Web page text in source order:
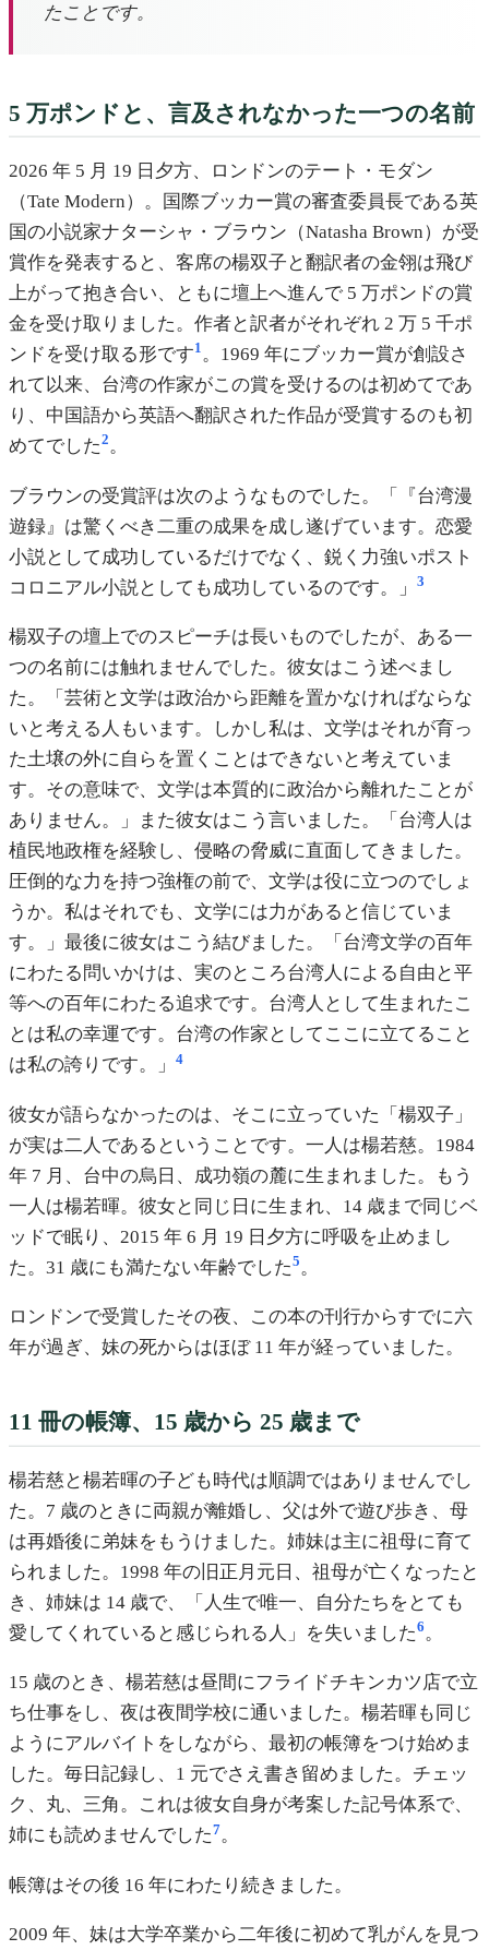
たことです。
5 万ポンドと、言及されなかった一つの名前
2026 年 5 月 19 日夕方、ロンドンのテート・モダン
（Tate Modern）。国際ブッカー賞の審査委員長である英
国の小説家ナターシャ・ブラウン（Natasha Brown）が受
賞作を発表すると、客席の楊双子と翻訳者の金翎は飛び
上がって抱き合い、ともに壇上へ進んで 5 万ポンドの賞
金を受け取りました。作者と訳者がそれぞれ 2 万 5 千ポ
ンドを受け取る形です1。1969 年にブッカー賞が創設さ
れて以来、台湾の作家がこの賞を受けるのは初めてであ
り、中国語から英語へ翻訳された作品が受賞するのも初
めてでした2。
ブラウンの受賞評は次のようなものでした。「『台湾漫
遊録』は驚くべき二重の成果を成し遂げています。恋愛
小説として成功しているだけでなく、鋭く力強いポスト
コロニアル小説としても成功しているのです。」
3
楊双子の壇上でのスピーチは長いものでしたが、ある一
つの名前には触れませんでした。彼女はこう述べまし
た。「芸術と文学は政治から距離を置かなければならな
いと考える人もいます。しかし私は、文学はそれが育っ
た土壌の外に自らを置くことはできないと考えていま
す。その意味で、文学は本質的に政治から離れたことが
ありません。」また彼女はこう言いました。「台湾人は
植民地政権を経験し、侵略の脅威に直面してきました。
圧倒的な力を持つ強権の前で、文学は役に立つのでしょ
うか。私はそれでも、文学には力があると信じていま
す。」最後に彼女はこう結びました。「台湾文学の百年
にわたる問いかけは、実のところ台湾人による自由と平
等への百年にわたる追求です。台湾人として生まれたこ
とは私の幸運です。台湾の作家としてここに立てること
は私の誇りです。」
4
彼女が語らなかったのは、そこに立っていた「楊双子」
が実は二人であるということです。一人は楊若慈。1984
年 7 月、台中の烏日、成功嶺の麓に生まれました。もう
一人は楊若暉。彼女と同じ日に生まれ、14 歳まで同じベ
ッドで眠り、2015 年 6 月 19 日夕方に呼吸を止めまし
た。31 歳にも満たない年齢でした5 。
ロンドンで受賞したその夜、この本の刊行からすでに六
年が過ぎ、妹の死からはほぼ 11 年が経っていました。
11 冊の帳簿、15 歳から 25 歳まで
楊若慈と楊若暉の子ども時代は順調ではありませんでし
た。7 歳のときに両親が離婚し、父は外で遊び歩き、母
は再婚後に弟妹をもうけました。姉妹は主に祖母に育て
られました。1998 年の旧正月元日、祖母が亡くなったと
き、姉妹は 14 歳で、「人生で唯一、自分たちをとても
愛してくれていると感じられる人」を失いました6 。
15 歳のとき、楊若慈は昼間にフライドチキンカツ店で立
ち仕事をし、夜は夜間学校に通いました。楊若暉も同じ
ようにアルバイトをしながら、最初の帳簿をつけ始めま
した。毎日記録し、1 元でさえ書き留めました。チェッ
ク、丸、三角。これは彼女自身が考案した記号体系で、
姉にも読めませんでした7。
帳簿はその後 16 年にわたり続きました。
2009 年、妹は大学卒業から二年後に初めて乳がんを見つ